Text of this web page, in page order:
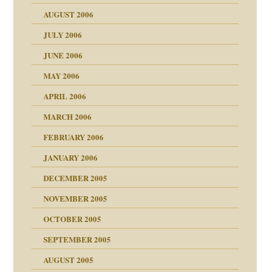
AUGUST 2006
JULY 2006
JUNE 2006
MAY 2006
APRIL 2006
MARCH 2006
FEBRUARY 2006
JANUARY 2006
DECEMBER 2005
NOVEMBER 2005
OCTOBER 2005
SEPTEMBER 2005
AUGUST 2005